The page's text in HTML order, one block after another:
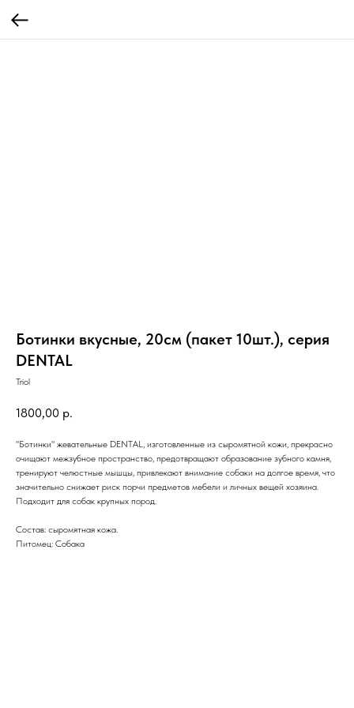
Ботинки вкусные, 20см (пакет 10шт.), серия
DENTAL
Triol
1800,00 р.
"Ботинки" жевательные DENTAL, изготовленные из сыромятной кожи, прекрасно
очищают межзубное пространство, предотвращают образование зубного камня,
тренируют челюстные мышцы, привлекают внимание собаки на долгое время, что
значительно снижает риск порчи предметов мебели и личных вещей хозяина.
Подходит для собак крупных пород.
Состав: сыромятная кожа.
Питомец: Собака